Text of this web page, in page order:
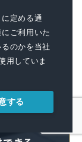
に定める通
ご利用いた
のかを当社
用していま
する